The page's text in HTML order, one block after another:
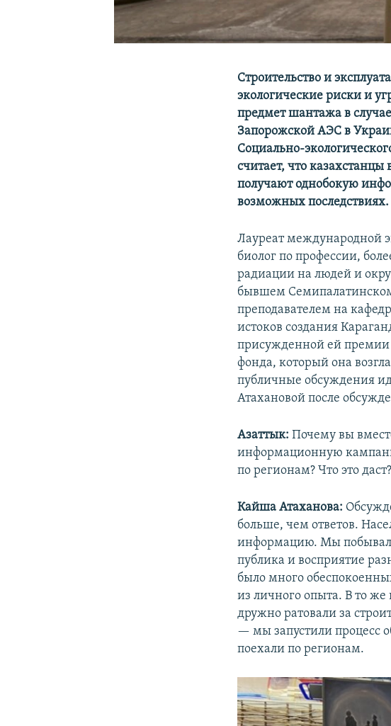
Строительство и
экологические риски и
предмет шантажа в
Запорожской АЭС в
Социально-
считает, что
получают однобокую
возможных последствиях.
Лауреат международной
биолог по профессии,
радиации на людей и
бывшем
преподавателем на
истоков создания
присужденной ей премии
фонда, который она
публичные обсуждения
Атахановой после
Азаттык:Почему вы
информационную
по регионам? Что это даст?
Кайша Атаханова:
больше, чем ответов.
информацию. Мы
публика и восприятие
было много
из личного опыта. В то
дружно ратовали за
— мы запустили процесс
поехали по регионам.